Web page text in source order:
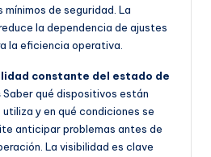
de seguridad. La
la dependencia de ajustes
la eficiencia operativa.
constante del estado de
Saber qué dispositivos están
y en qué condiciones se
anticipar problemas antes de
La visibilidad es clave